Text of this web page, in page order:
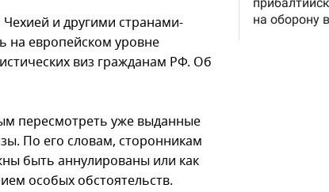
и другими странами-
европейском уровне
виз гражданам РФ. Об
пересмотреть уже выданные
По его словам, сторонникам
быть аннулированы или как
особых обстоятельств.